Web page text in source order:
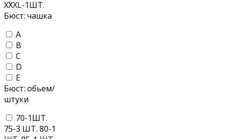
XXXL-1ШТ.
Бюст: чашка
A
B
C
D
E
Бюст: обьем/
штуки
70-1ШТ.
75-3 ШТ. 80-1